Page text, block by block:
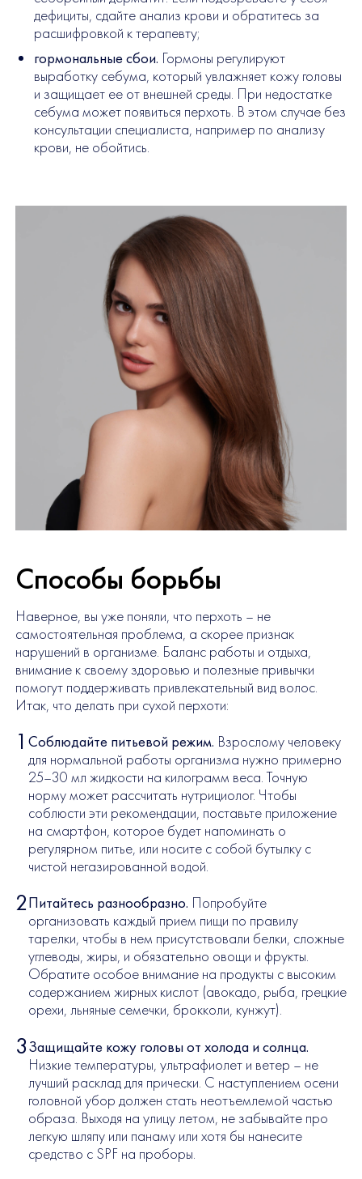
дефициты, сдайте анализ крови и обратитесь за
расшифровкой к терапевту;
гормональные сбои. Гормоны регулируют
выработку себума, который увлажняет кожу головы
и защищает ее от внешней среды. При недостатке
себума может появиться перхоть. В этом случае без
консультации специалиста, например по анализу
крови, не обойтись.
Способы борьбы
Наверное, вы уже поняли, что перхоть – не
самостоятельная проблема, а скорее признак
нарушений в организме. Баланс работы и отдыха,
внимание к своему здоровью и полезные привычки
помогут поддерживать привлекательный вид волос.
Итак, что делать при сухой перхоти:
Соблюдайте питьевой режим. Взрослому человеку
для нормальной работы организма нужно примерно
25–30 мл жидкости на килограмм веса. Точную
норму может рассчитать нутрициолог. Чтобы
соблюсти эти рекомендации, поставьте приложение
на смартфон, которое будет напоминать о
регулярном питье, или носите с собой бутылку с
чистой негазированной водой.
Питайтесь разнообразно. Попробуйте
организовать каждый прием пищи по правилу
тарелки, чтобы в нем присутствовали белки, сложные
углеводы, жиры, и обязательно овощи и фрукты.
Обратите особое внимание на продукты с высоким
содержанием жирных кислот (авокадо, рыба, грецкие
орехи, льняные семечки, брокколи, кунжут).
Защищайте кожу головы от холода и солнца.
Низкие температуры, ультрафиолет и ветер – не
лучший расклад для прически. С наступлением осени
головной убор должен стать неотъемлемой частью
образа. Выходя на улицу летом, не забывайте про
легкую шляпу или панаму или хотя бы нанесите
средство с SPF на проборы.